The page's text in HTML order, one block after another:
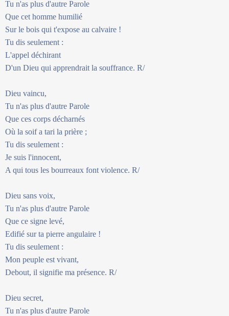
Tu n'as plus d'autre Parole
Que cet homme humilié
Sur le bois qui t'expose au calvaire !
Tu dis seulement :
L'appel déchirant
D'un Dieu qui apprendrait la souffrance. R/
Dieu vaincu,
Tu n'as plus d'autre Parole
Que ces corps décharnés
Où la soif a tari la prière ;
Tu dis seulement :
Je suis l'innocent,
A qui tous les bourreaux font violence. R/
Dieu sans voix,
Tu n'as plus d'autre Parole
Que ce signe levé,
Edifié sur ta pierre angulaire !
Tu dis seulement :
Mon peuple est vivant,
Debout, il signifie ma présence. R/
Dieu secret,
Tu n'as plus d'autre Parole